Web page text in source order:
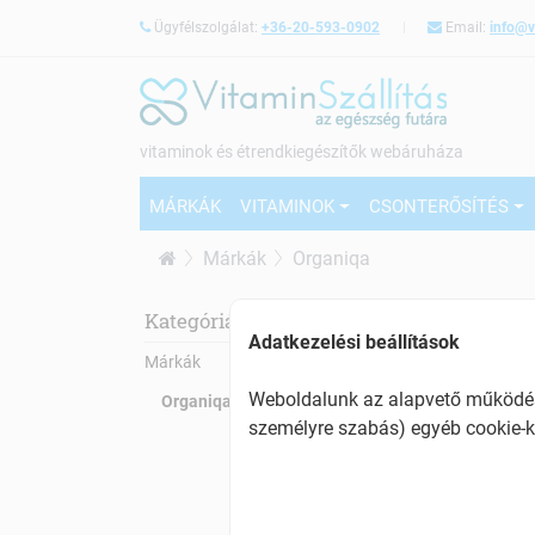
Ügyfélszolgálat: +36-20-593-0902 Email:
vitaminok és étrendkiegészítők webáruháza
MÁRKÁK VITAMINOK CSONTERŐSÍTÉS
Márkák Organiqa
Kategóriák:
Márkák
Organiqa
Adatkezelési beállítások
Weboldalunk az alapvető
személyre szabás) egyéb